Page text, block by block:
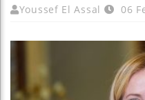
Youssef El Assal 06